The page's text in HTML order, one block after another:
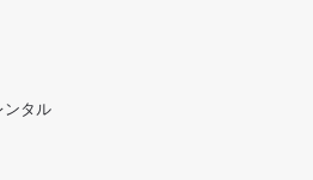
ンタル